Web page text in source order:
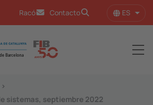
Racó Contacto ES
>
sistemas, septiembre 2022